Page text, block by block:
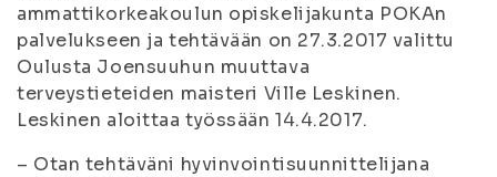
ammattikorkeakoulun opiskelijakunta POKAn
palvelukseen ja tehtävään on 27.3.2017 valittu
Oulusta Joensuuhun muuttava
terveystieteiden maisteri Ville Leskinen.
Leskinen aloittaa työssään 14.4.2017.
– Otan tehtäväni hyvinvointisuunnittelijana